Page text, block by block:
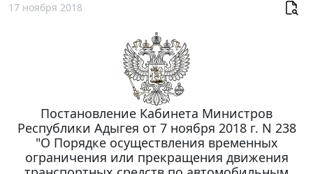
17 ноября 2018
Постановление Кабинета Министров
Республики Адыгея от 7 ноября 2018 г. N 238
"О Порядке осуществления временных
ограничения или прекращения движения